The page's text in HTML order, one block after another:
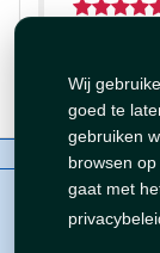
Wij
goed te
gebruiken
browsen
gaat met
Over ons